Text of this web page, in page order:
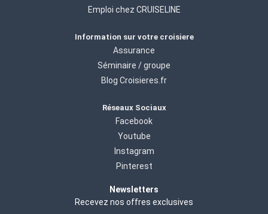
Emploi chez CRUISELINE
Information sur votre croisiere
Assurance
Séminaire / groupe
Blog Croisieres.fr
Réseaux Sociaux
Facebook
Youtube
Instagram
Pinterest
Newsletters
Recevez nos offres exclusives